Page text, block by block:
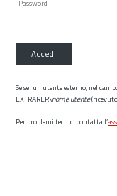
Accedi
Se sei un utente esterno, nel
EXTRARER\nome utente
Per problemi tecnici contatta l’